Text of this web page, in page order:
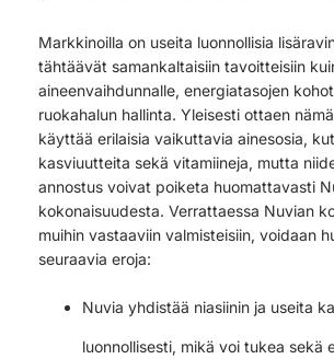
Markkinoilla on useita luonnollisia
tähtäävät samankaltaisiin tavoitteisiin
aineenvaihdunnalle, energiatasojen
ruokahalun hallinta. Yleisesti ottaen
käyttää erilaisia vaikuttavia ainesosia,
kasviuutteita sekä vitamiineja, mutta
annostus voivat poiketa huomattavasti
kokonaisuudesta. Verrattaessa Nuvian
muihin vastaaviin valmisteisiin, voidaan
seuraavia eroja:
Nuvia yhdistää niasiinin ja useita
luonnollisesti, mikä voi tukea sekä